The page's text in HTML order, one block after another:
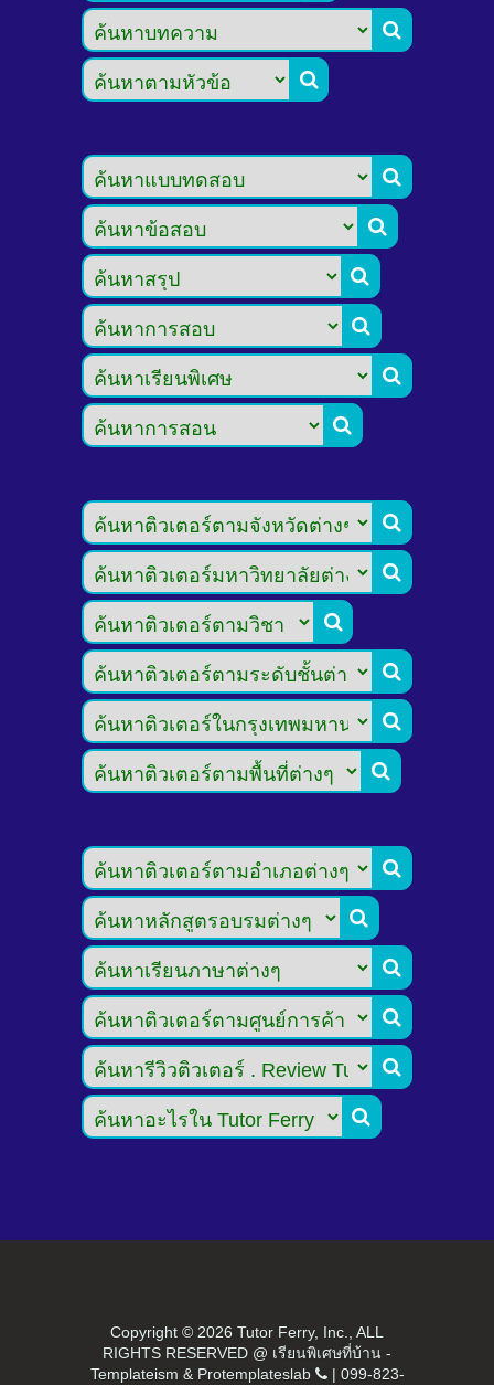




















Copyright © 2026 Tutor Ferry, Inc., ALL
RIGHTS RESERVED @ เรียนพิเศษที่บ้าน -
Templateism & Protemplateslab | 099-823-